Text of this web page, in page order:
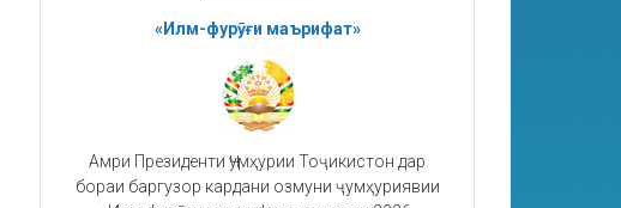
«Илм-фурӯғи маърифат»
Амри Президенти Ҷумҳурии Тоҷикистон дар
бораи баргузор кардани озмуни ҷумҳуриявии